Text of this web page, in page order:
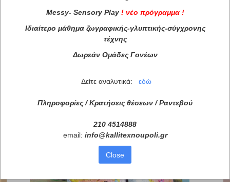
Messy- Sensory Play ! νέο πρόγραμμα !
Ιδιαίτερο μάθημα ζωγραφικής-γλυπτικής-σύγχρονης
τέχνης
Δωρεάν Ομάδες Γονέων
Δείτε αναλυτικά: εδώ
Πληροφορίες / Κρατήσεις θέσεων / Ραντεβού
210 4514888
email: info@kallitexnoupoli.gr
Close